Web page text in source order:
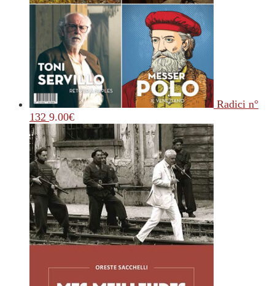
Radici n°
132 9.00€